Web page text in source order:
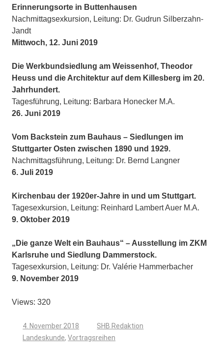
Erinnerungsorte in Buttenhausen
Nachmittagsexkursion, Leitung: Dr. Gudrun Silberzahn-
Jandt
Mittwoch, 12. Juni 2019
Die Werkbundsiedlung am Weissenhof, Theodor
Heuss und die Architektur auf dem Killesberg im 20.
Jahrhundert.
Tagesführung, Leitung: Barbara Honecker M.A.
26. Juni 2019
Vom Backstein zum Bauhaus – Siedlungen im
Stuttgarter Osten zwischen 1890 und 1929.
Nachmittagsführung, Leitung: Dr. Bernd Langner
6. Juli 2019
Kirchenbau der 1920er-Jahre in und um Stuttgart.
Tagesexkursion, Leitung: Reinhard Lambert Auer M.A.
9. Oktober 2019
„Die ganze Welt ein Bauhaus“ – Ausstellung im ZKM
Karlsruhe und Siedlung Dammerstock.
Tagesexkursion, Leitung: Dr. Valérie Hammerbacher
9. November 2019
Views: 320
4. November 2018
SHB Redaktion
Landeskunde,Vortragsreihen